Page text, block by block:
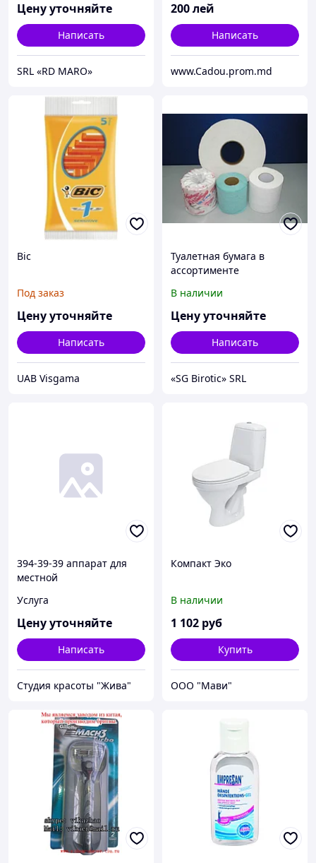
Цену уточняйте
Написать
SRL «RD MARO»
200лей
Написать
www.Cadou.prom.md
Bic
Под заказ
Цену уточняйте
Написать
UAB Visgama
Туалетная бумага в
ассортименте
В наличии
Цену уточняйте
Написать
«SG Birotic» SRL
394-39-39 аппарат для
местной
Услуга
Цену уточняйте
Написать
Студия красоты "Жива"
Компакт Эко
В наличии
1 102 руб
Купить
ООО "Мави"